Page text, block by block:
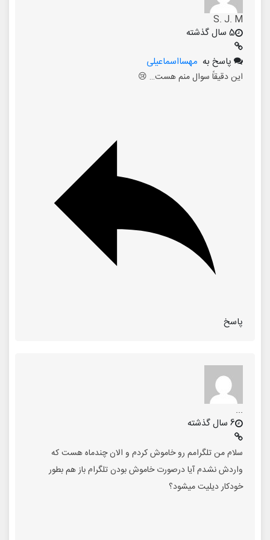
S. J. M
5 سال گذشته
پاسخ به مهسااسماعیلی
این دقیقاً سوال منم هست… 😢
پاسخ
...
6 سال گذشته
سلام من تلگرامم رو خاموش کردم و الان چندماه هست که
واردش نشدم آیا درصورت خاموش بودن تلگرام باز هم بطور
خودکار دیلیت میشود؟